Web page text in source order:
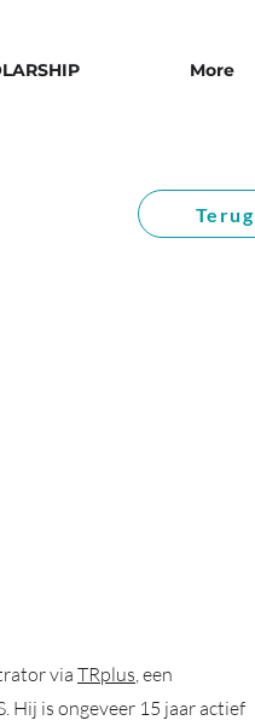
More
Terug
viaTRplus, een
Hij is ongeveer 15 jaar actief